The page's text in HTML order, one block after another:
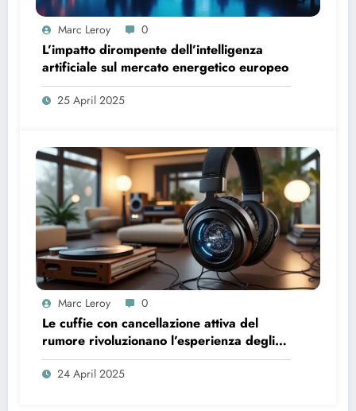
Marc Leroy 0
L’impatto dirompente dell’intelligenza
artificiale sul mercato energetico europeo
25 April 2025
Marc Leroy 0
Le cuffie con cancellazione attiva del
rumore rivoluzionano l’esperienza degli
audiofili più esigenti.
24 April 2025